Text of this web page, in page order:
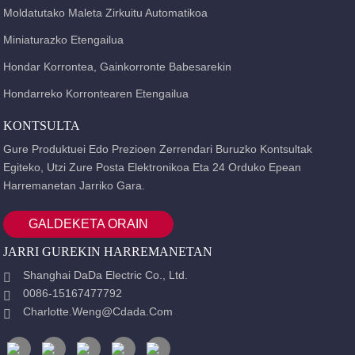
Moldatutako Maleta Zirkuitu Automatikoa
Miniaturazko Etengailua
Hondar Korrontea, Gainkorronte Babesarekin
Hondarreko Korrontearen Etengailua
KONTSULTA
Gure Produktuei Edo Prezioen Zerrendari Buruzko Kontsultak
Egiteko, Utzi Zure Posta Elektronikoa Eta 24 Orduko Epean
Harremanetan Jarriko Gara.
GALDEKETA ORAIN
JARRI GUREKIN HARREMANETAN
Shanghai DaDa Electric Co., Ltd.
0086-15167477792
Charlotte.weng@cdada.com